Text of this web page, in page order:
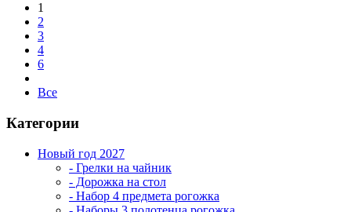
1
2
3
4
6
Все
Категории
Новый год 2027
- Грелки на чайник
- Дорожка на стол
- Набор 4 предмета рогожка